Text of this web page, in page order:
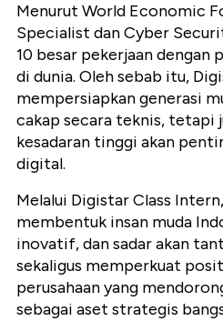
Menurut World Economic
Specialist dan Cyber
10 besar pekerjaan
di dunia. Oleh sebab itu,
mempersiapkan generasi
cakap secara teknis, tetapi
kesadaran tinggi akan
digital.
Melalui Digistar Class
membentuk insan muda
inovatif, dan sadar akan
sekaligus memperkuat
perusahaan yang
sebagai aset strategis